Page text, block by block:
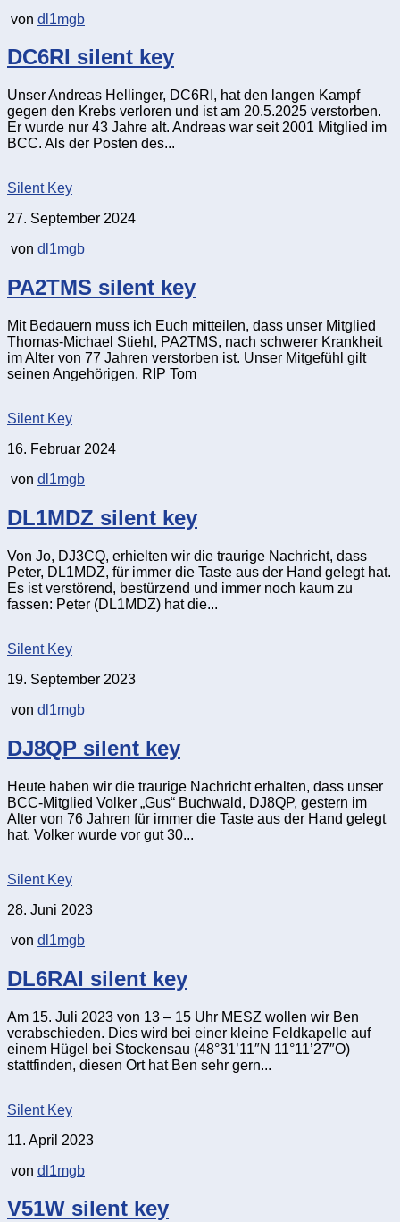
von dl1mgb
DC6RI silent key
Unser Andreas Hellinger, DC6RI, hat den langen Kampf
gegen den Krebs verloren und ist am 20.5.2025 verstorben.
Er wurde nur 43 Jahre alt. Andreas war seit 2001 Mitglied im
BCC. Als der Posten des...
Silent Key
27. September 2024
von dl1mgb
PA2TMS silent key
Mit Bedauern muss ich Euch mitteilen, dass unser Mitglied
Thomas-Michael Stiehl, PA2TMS, nach schwerer Krankheit
im Alter von 77 Jahren verstorben ist. Unser Mitgefühl gilt
seinen Angehörigen. RIP Tom
Silent Key
16. Februar 2024
von dl1mgb
DL1MDZ silent key
Von Jo, DJ3CQ, erhielten wir die traurige Nachricht, dass
Peter, DL1MDZ, für immer die Taste aus der Hand gelegt hat.
Es ist verstörend, bestürzend und immer noch kaum zu
fassen: Peter (DL1MDZ) hat die...
Silent Key
19. September 2023
von dl1mgb
DJ8QP silent key
Heute haben wir die traurige Nachricht erhalten, dass unser
BCC-Mitglied Volker „Gus“ Buchwald, DJ8QP, gestern im
Alter von 76 Jahren für immer die Taste aus der Hand gelegt
hat. Volker wurde vor gut 30...
Silent Key
28. Juni 2023
von dl1mgb
DL6RAI silent key
Am 15. Juli 2023 von 13 – 15 Uhr MESZ wollen wir Ben
verabschieden. Dies wird bei einer kleine Feldkapelle auf
einem Hügel bei Stockensau (48°31’11″N 11°11’27″O)
stattfinden, diesen Ort hat Ben sehr gern...
Silent Key
11. April 2023
von dl1mgb
V51W silent key